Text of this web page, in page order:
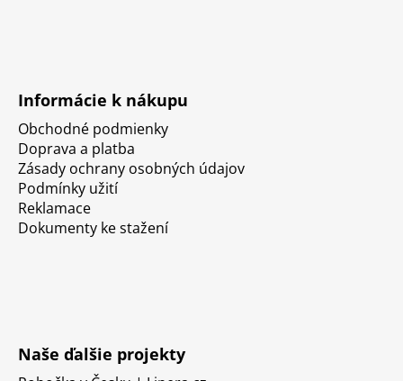
Informácie k nákupu
Obchodné podmienky
Doprava a platba
Zásady ochrany osobných údajov
Podmínky užití
Reklamace
Dokumenty ke stažení
Naše ďalšie projekty